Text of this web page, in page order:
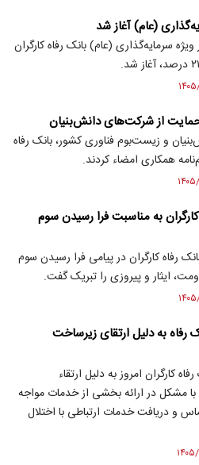
(عام) آغاز شد
سرمایه‌گذاری (عام) بانک رفاه کارگران
حمایت از شرکت‌های دانش‌بنیان
و زیست‌بوم فناوری کشور، بانک رفاه
همکاری امضاء کردند.
به مناسبت فرا رسیدن سوم
رفاه کارگران در پیامی فرا رسیدن سوم
ایثار و پیروزی را تبریک گفت.
رفاه به دلیل ارتقای زیرساخت
کارگران امروز به دلیل ارتقاء
با مشکل در ارائه بخشی از خدمات مواجه
و دریافت خدمات ارتباطی با اختلال